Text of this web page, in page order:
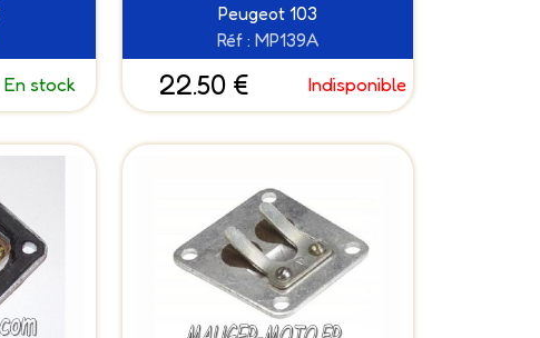
En stock
Peugeot 103
Réf : MP139A
22.50 € Indisponible